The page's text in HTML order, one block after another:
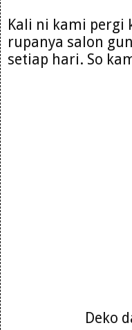
Kali ni kami pergi
rupanya salon
setiap hari. So
Deko